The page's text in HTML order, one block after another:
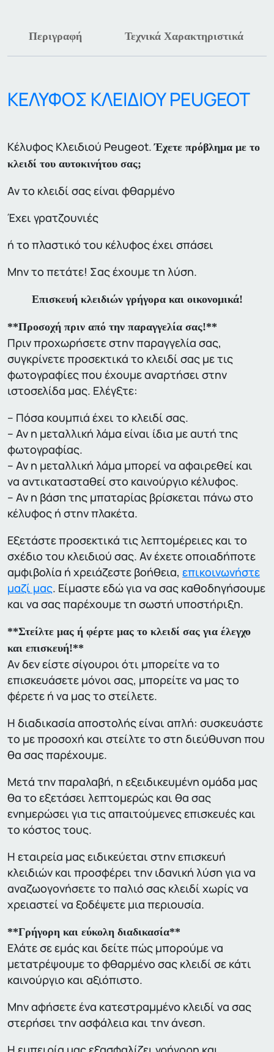
Περιγραφή Τεχνικά Χαρακτηριστικά
ΚΕΛΥΦΟΣ ΚΛΕΙΔΙΟΥ PEUGEOT
Κέλυφος Κλειδιού Peugeot.Έχετε πρόβλημα με το
κλειδί του αυτοκινήτου σας;
Αν το κλειδί σας είναι φθαρμένο
Έχει γρατζουνιές
ή το πλαστικό του κέλυφος έχει σπάσει
Μην το πετάτε! Σας έχουμε τη λύση.
Επισκευή κλειδιών γρήγορα και οικονομικά!
**Προσοχή πριν από την παραγγελία σας!**
Πριν προχωρήσετε στην παραγγελία σας,
συγκρίνετε προσεκτικά το κλειδί σας με τις
φωτογραφίες που έχουμε αναρτήσει στην
ιστοσελίδα μας. Ελέγξτε:
– Πόσα κουμπιά έχει το κλειδί σας.
– Αν η μεταλλική λάμα είναι ίδια με αυτή της
φωτογραφίας.
– Αν η μεταλλική λάμα μπορεί να αφαιρεθεί και
να αντικατασταθεί στο καινούργιο κέλυφος.
– Αν η βάση της μπαταρίας βρίσκεται πάνω στο
κέλυφος ή στην πλακέτα.
Εξετάστε προσεκτικά τις λεπτομέρειες και το
σχέδιο του κλειδιού σας. Αν έχετε οποιαδήποτε
αμφιβολία ή χρειάζεστε βοήθεια, επικοινωνήστε
μαζί μας. Είμαστε εδώ για να σας καθοδηγήσουμε
και να σας παρέχουμε τη σωστή υποστήριξη.
**Στείλτε μας ή φέρτε μας το κλειδί σας για έλεγχο
και επισκευή!**
Αν δεν είστε σίγουροι ότι μπορείτε να το
επισκευάσετε μόνοι σας, μπορείτε να μας το
φέρετε ή να μας το στείλετε.
Η διαδικασία αποστολής είναι απλή: συσκευάστε
το με προσοχή και στείλτε το στη διεύθυνση που
θα σας παρέχουμε.
Μετά την παραλαβή, η εξειδικευμένη ομάδα μας
θα το εξετάσει λεπτομερώς και θα σας
ενημερώσει για τις απαιτούμενες επισκευές και
το κόστος τους.
Η εταιρεία μας ειδικεύεται στην επισκευή
κλειδιών και προσφέρει την ιδανική λύση για να
αναζωογονήσετε το παλιό σας κλειδί χωρίς να
χρειαστεί να ξοδέψετε μια περιουσία.
**Γρήγορη και εύκολη διαδικασία**
Ελάτε σε εμάς και δείτε πώς μπορούμε να
μετατρέψουμε το φθαρμένο σας κλειδί σε κάτι
καινούργιο και αξιόπιστο.
Μην αφήσετε ένα κατεστραμμένο κλειδί να σας
στερήσει την ασφάλεια και την άνεση.